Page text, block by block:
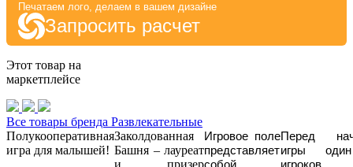
Печатаем лого, делаем в вашем дизайне
Запросить расчет
Этот товар на
маркетплейсе
Все товары бренда Развлекательные
Полукооперативная
игра для малышей!
Заколдованная
Башня – лауреат
Игровое поле
представляет
Перед
игры